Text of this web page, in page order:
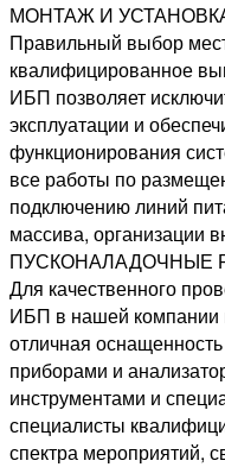
МОНТАЖ И
Правильный выбор
квалифицированное
ИБП позволяет
эксплуатации и
функционирования
все работы по
подключению линий
массива, организации
ПУСКОНАЛАДОЧНЫЕ
Для качественного
ИБП в нашей компании
отличная
приборами и
инструментами и
специалисты
спектра мероприятий,